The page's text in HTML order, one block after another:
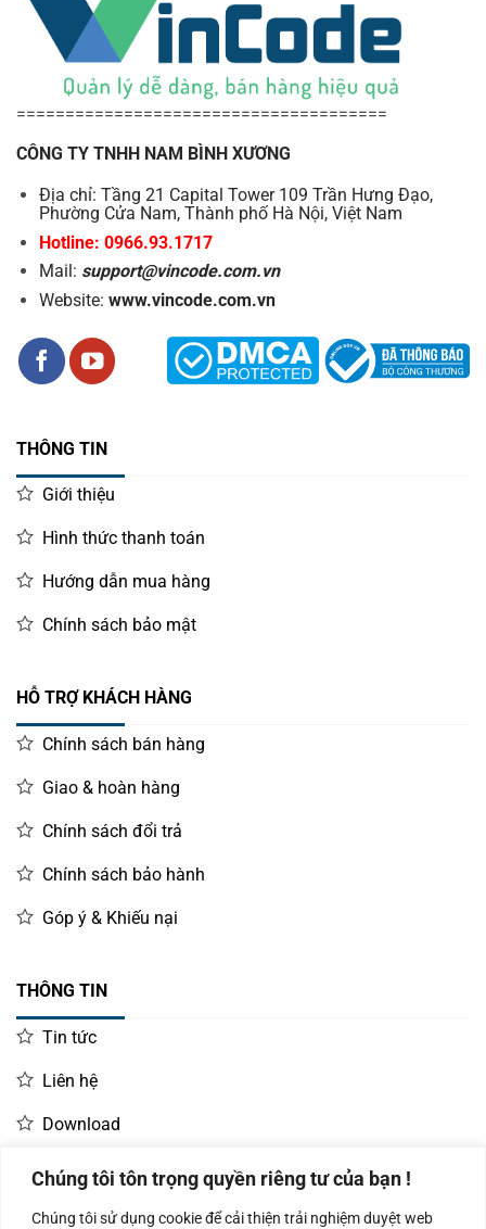
Chúng tôi tôn trọng quyền riêng tư của bạn !
Chúng tôi sử dụng cookie để cải thiện trải nghiệm duyệt web
======================================
CÔNG TY TNHH NAM BÌNH XƯƠNG
Địa chỉ: Tầng 21 Capital Tower 109 Trần Hưng Đạo,
Phường Cửa Nam, Thành phố Hà Nội, Việt Nam
Hotline: 0966.93.1717
Mail: support@vincode.com.vn
Website: www.vincode.com.vn
THÔNG TIN
Giới thiệu
Hình thức thanh toán
Hướng dẫn mua hàng
Chính sách bảo mật
HỖ TRỢ KHÁCH HÀNG
Chính sách bán hàng
Giao & hoàn hàng
Chính sách đổi trả
Chính sách bảo hành
Góp ý & Khiếu nại
THÔNG TIN
Tin tức
Liên hệ
Download
LIÊN HỆ MUA HÀNG